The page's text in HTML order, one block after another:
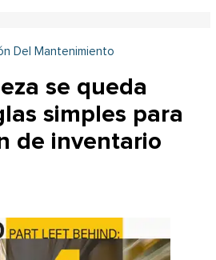
Del Mantenimiento
se queda
simples para
de inventario